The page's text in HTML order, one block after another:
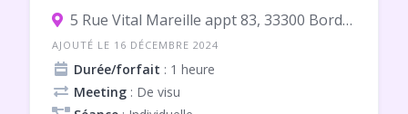
5 Rue Vital Mareille appt 83, 33300 Bordeaux
AJOUTÉ LE 16 DÉCEMBRE 2024
Durée/forfait : 1 heure
Meeting : De visu